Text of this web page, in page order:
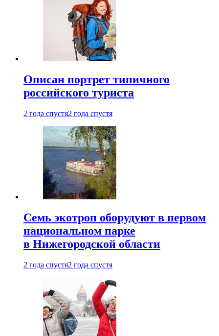
Описан портрет типичного
российского туриста
2 года спустя2 года спустя
Семь экотроп оборудуют в первом
национальном парке
в Нижегородской области
2 года спустя2 года спустя